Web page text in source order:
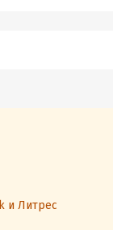
и Литрес